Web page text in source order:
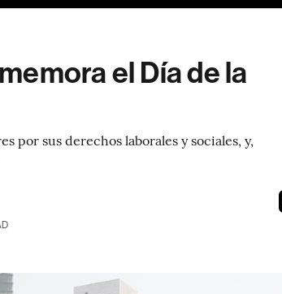
el Día de la
por sus derechos laborales y sociales, y,